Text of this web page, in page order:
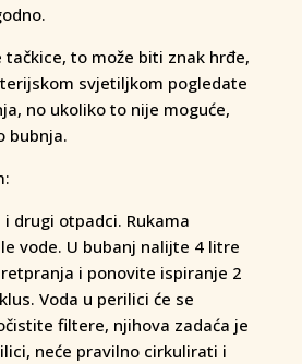
to može biti znak hrđe,
svjetiljkom pogledate
no ukoliko to nije moguće,
bubnja.
drugi otpadci. Rukama
vode. U bubanj nalijte 4 litre
i ponovite ispiranje 2
Voda u perilici će se
filtere, njihova zadaća je
neće pravilno cirkulirati i